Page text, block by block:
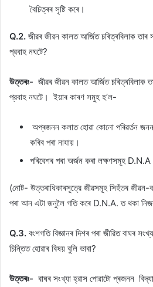
বৈচিত্ৰৰ সৃষ্টি কৰে।
Q.2. জীৱৰ জীৱন কালত আৰ্জিত চৰিত্ৰবিলাক
প্রবাহ নঘটে?
উত্তৰঃ- জীৱৰ জীৱন কালত আৰ্জিত চৰিত্ৰবিলাক
প্রবাহ নঘটে। ইয়াৰ কাৰণ সমুহ হ’ল-
অপ্ৰজনন কলাত হোৱা কোনো পৰিৱৰ্তন
কৰিব পৰা নাযায়।
পৰিবেশৰ পৰা অৰ্জন কৰা লক্ষণসমূহ
(নোট- উত্তৰাধিকাৰসূত্রে জীৱসমূহ সিহঁতৰ
পৰা আন এটা জনুলৈ গতি কৰে D.N.A. ত থকা
Q.3. বংশগতি বিজ্ঞানৰ দিশৰ পৰা জীৱিত বাঘৰ
চিন্তিত হোৱাৰ বিষয় বুলি ভাবা?
উত্তৰঃ- বাঘৰ সংখ্যা হ্রাস পোৱাটো প্ৰজনন